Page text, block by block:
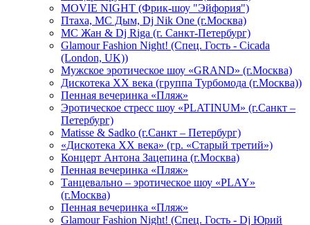
MOVIE NIGHT (Фрик-шоу "Эйфория")
Птаха, МС Дым, Dj Nik One (г.Москва)
МС Жан & Dj Riga (г. Санкт-Петербург)
Glamour Fashion Night! (Спец. Гость - Cicada
(London, UK))
Мужское эротическое шоу «GRAND» (г.Москва)
Дискотека XX века (группа Турбомода (г.Москва))
Пенная вечеринка «Пляж»
Эротическое стресс шоу «PLATINUM» (г.Санкт –
Петербург)
Matisse & Sadko (г.Санкт – Петербург)
«Дискотека ХХ века» (гр. «Старый третий»)
Концерт Антона Зацепина (г.Москва)
Пенная вечеринка «Пляж»
Танцевально – эротическое шоу «PLAY»
(г.Москва)
Пенная вечеринка «Пляж»
Glamour Fashion Night! (Спец. Гость - Dj Юрий